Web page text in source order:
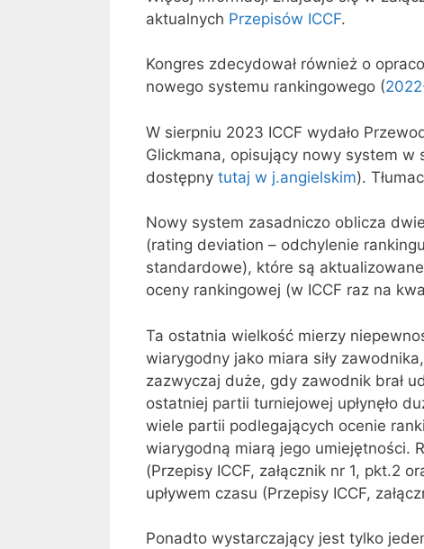
aktualnych Przepisów ICCF.
Kongres zdecydował również o
nowego systemu rankingowego (
W sierpniu 2023 ICCF wydało
Glickmana, opisujący nowy system
dostępny tutaj w j.angielskim).
Nowy system zasadniczo oblicza
(rating deviation – odchylenie
standardowe), które są
oceny rankingowej (w ICCF raz na
Ta ostatnia wielkość mierzy
wiarygodny jako miara siły
zazwyczaj duże, gdy zawodnik brał
ostatniej partii turniejowej upłynęło
wiele partii podlegających ocenie
wiarygodną miarą jego umiejętności.
(Przepisy ICCF, załącznik nr 1, pkt.2
upływem czasu (Przepisy ICCF,
Ponadto wystarczający jest tylko